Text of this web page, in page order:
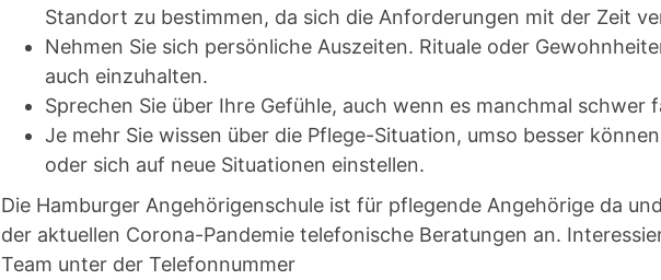
Standort zu bestimmen, da sich die Anforderungen mit der Zeit
Nehmen Sie sich persönliche Auszeiten. Rituale oder
auch einzuhalten.
Sprechen Sie über Ihre Gefühle, auch wenn es manchmal schwer
Je mehr Sie wissen über die Pflege-Situation, umso besser
oder sich auf neue Situationen einstellen.
Die Hamburger Angehörigenschule ist für pflegende Angehörige da
der aktuellen Corona-Pandemie telefonische Beratungen an.
Team unter der Telefonnummer